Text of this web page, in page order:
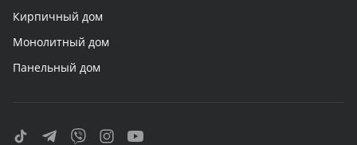
Кирпичный дом
Монолитный дом
Панельный дом